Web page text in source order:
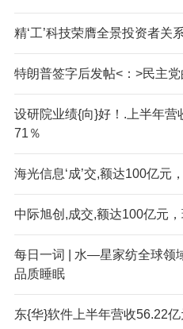
精‘工’科技荣膺全景投资者关
特朗普签字后发帖<：>民主
设研院业绩{向}好！.上半年
71％
海光信息‘成’交,额达100亿元
中际旭创,成交,额达100亿元
每日一词 | 水—星家纺全球领
品质睡眠
东{华}软件上半年营收56.22